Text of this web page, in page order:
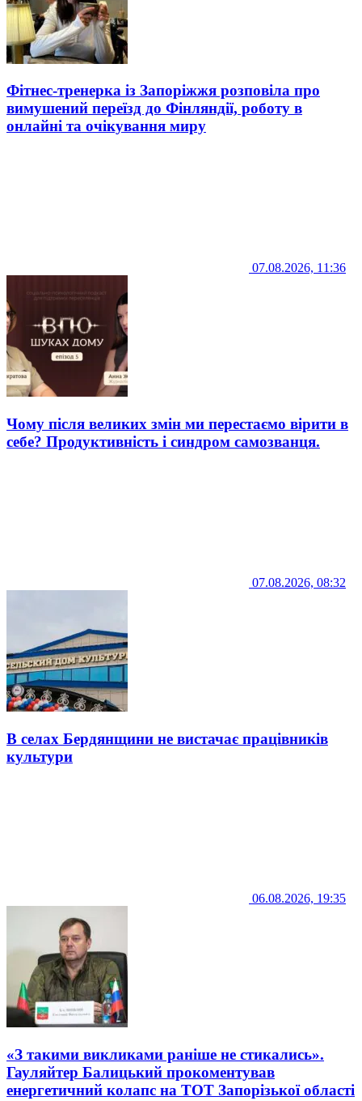
Фітнес-тренерка із Запоріжжя розповіла про
вимушений переїзд до Фінляндії, роботу в
онлайні та очікування миру
07.08.2026, 11:36
Чому після великих змін ми перестаємо вірити в
себе? Продуктивність і синдром самозванця.
07.08.2026, 08:32
В селах Бердянщини не вистачає працівників
культури
06.08.2026, 19:35
«З такими викликами раніше не стикались».
Гауляйтер Балицький прокоментував
енергетичний колапс на ТОТ Запорізької області